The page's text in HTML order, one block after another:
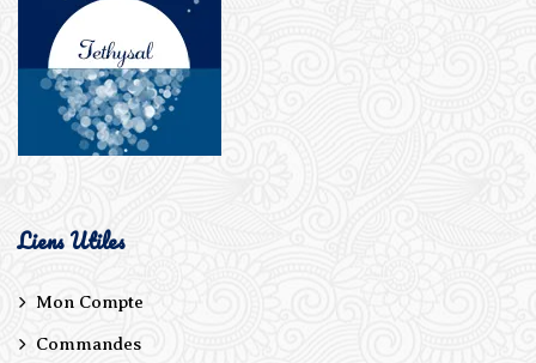
Liens Utiles
Mon Compte
Commandes